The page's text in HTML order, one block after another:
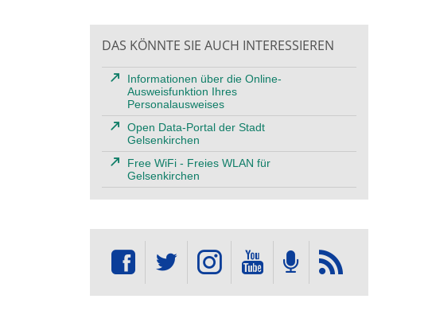
DAS KÖNNTE SIE AUCH INTERESSIEREN
Informationen über die Online-
Ausweisfunktion Ihres
Personalausweises
Open Data-Portal der Stadt
Gelsenkirchen
Free WiFi - Freies WLAN für
Gelsenkirchen